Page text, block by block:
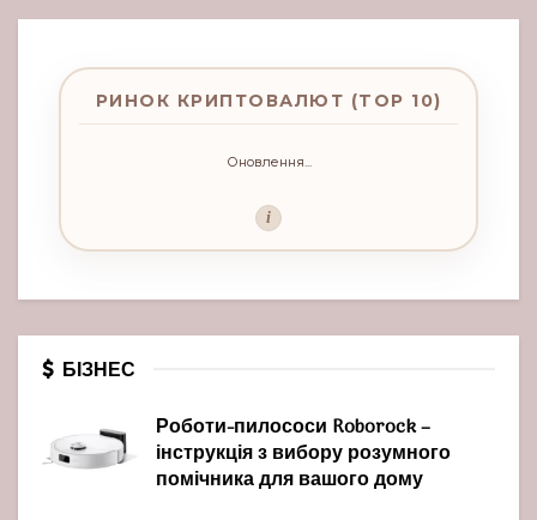
РИНОК КРИПТОВАЛЮТ (TOP 10)
Оновлення...
i
БІЗНЕС
Роботи-пилососи Roborock –
інструкція з вибору розумного
помічника для вашого дому